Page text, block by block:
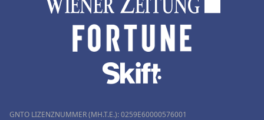
GNTO LIZENZNUMMER (MH.T.E.): 0259Ε60000576001